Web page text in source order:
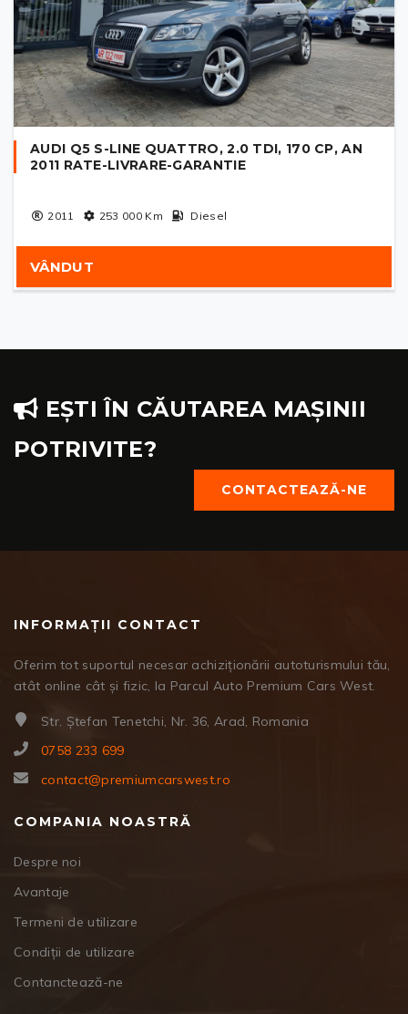
AUDI Q5 S-LINE QUATTRO, 2.0 TDI, 170 CP, AN
2011 RATE-LIVRARE-GARANTIE
2011 253 000Km Diesel
VÂNDUT
EȘTI ÎN CĂUTAREA MAȘINII
POTRIVITE?
CONTACTEAZĂ-NE
INFORMAȚII CONTACT
Oferim tot suportul necesar achiziționării autoturismului tău,
atât online cât și fizic, la Parcul Auto Premium Cars West.
Str. Ștefan Tenetchi, Nr. 36, Arad, Romania
0758 233 699
contact@premiumcarswest.ro
COMPANIA NOASTRĂ
Despre noi
Avantaje
Termeni de utilizare
Condiții de utilizare
Contanctează-ne